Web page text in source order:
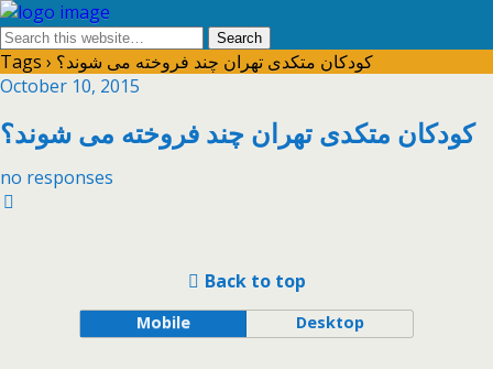
Tags › کودکان متکدی تهران چند فروخته می شوند؟
October 10, 2015
کودکان متکدی تهران چند فروخته می شوند؟
no responses
Back to top
Mobile Desktop